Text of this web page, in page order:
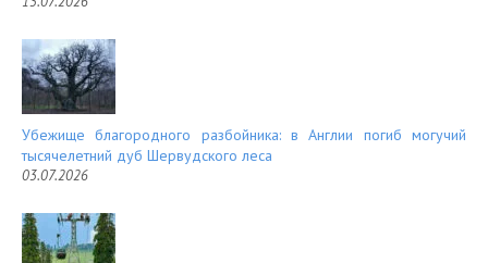
Убежище благородного разбойника: в Англии погиб могучий
тысячелетний дуб Шервудского леса
03.07.2026